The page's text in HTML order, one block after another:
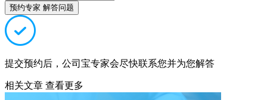
预约专家 解答问题
提交预约后，公司宝专家会尽快联系您并为您解答
相关文章 查看更多